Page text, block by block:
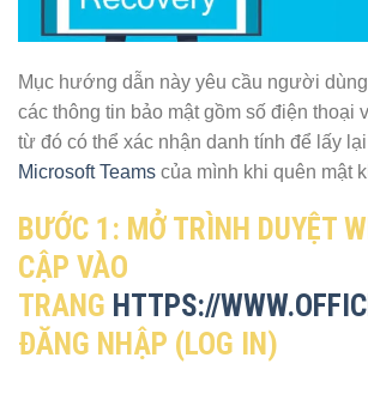
Mục hướng dẫn này yêu cầu người
các thông tin bảo mật gồm số điện thoại
từ đó có thể xác nhận danh tính để lấy lại
Microsoft Teams của mình khi quên mật
BƯỚC 1: MỞ TRÌNH DUYỆT
CẬP VÀO
TRANG HTTPS://
ĐĂNG NHẬP (LOG IN)